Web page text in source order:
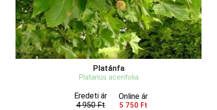
Platánfa
Platanus acerifolia
Eredeti ár
4 950 Ft
Online ár
5 750 Ft